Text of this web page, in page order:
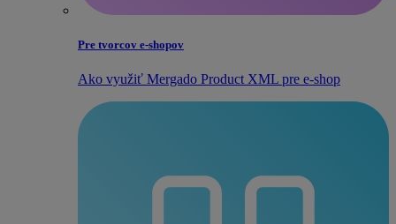
Pre tvorcov e‑shopov
Ako využiť Mergado Product XML pre e‑shop